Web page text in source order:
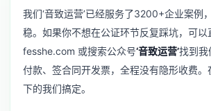
我们‘音致运营’已经服务了3200+企业案例
稳。如果你不想在公证环节反复踩坑，可以
fesshe.com 或搜索公众号‘音致运营’找到我
付款、签合同开发票，全程没有隐形收费。
下的我们搞定。